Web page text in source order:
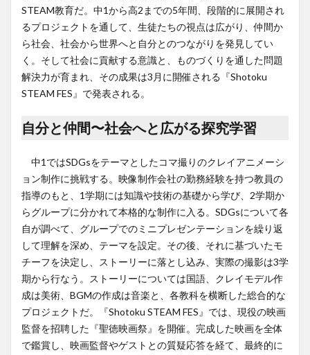
STEAM教育だ。中1から高2までの5年間、段階的に展開され
るプロジェクトを通して、生徒たちの視点は広がり、仲間か
ら社会、社会から世界へと自分とのつながりを発見してい
く。そして社会に貢献する意識と、ものづくりを通した問題
解決力が育まれ、その成果は3月に開催される『Shotoku
STEAM FES』で発表される。
自分と仲間〜社会へと広がる探究学習
中1ではSDGsをテーマとしたコマ撮りのクレイアニメーシ
ョン制作に挑戦する。映像制作会社の勤務経験を持つ教員の
指導のもと、1学期には知識や技術の基礎から学び、2学期か
らグループに分かれて本格的な制作に入る。SDGsについて各
自が調べて、グループでのミニプレゼンテーションを繰り返
して理解を深め、テーマを設定。その後、それに基づいたモ
チーフを決定し、ストーリーに落とし込み、実際の撮影は3学
期から行なう。ストーリーについては国語、クレイモデル作
成は美術、BGMの作成は音楽と、各教科を横断した総合的な
プロジェクトだ。『Shotoku STEAM FES』では、現役の映画
監督を招聘した『聖徳映画祭』を開催。完成した映画を全体
で鑑賞し、映画監督やゲストとの質疑応答を経て、最終的に